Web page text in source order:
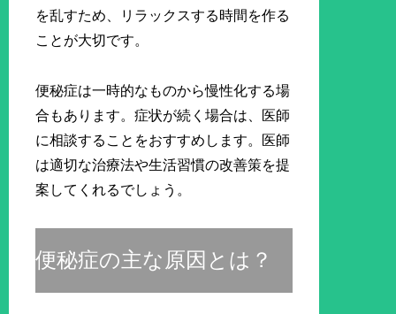
を乱すため、リラックスする時間を作る
ことが大切です。
便秘症は一時的なものから慢性化する場
合もあります。症状が続く場合は、医師
に相談することをおすすめします。医師
は適切な治療法や生活習慣の改善策を提
案してくれるでしょう。
便秘症の主な原因とは？